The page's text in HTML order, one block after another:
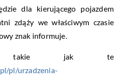
dla kierującego pojazdem
zdąży we właściwym czasie
znak informuje.
takie jak te
pl/urzadzenia-